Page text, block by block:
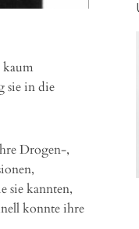
kaum
sie in die
Drogen-,
sie kannten,
konnte ihre